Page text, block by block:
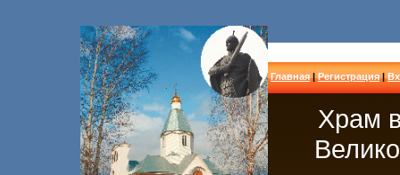
Главная|Регистрация|
Храм